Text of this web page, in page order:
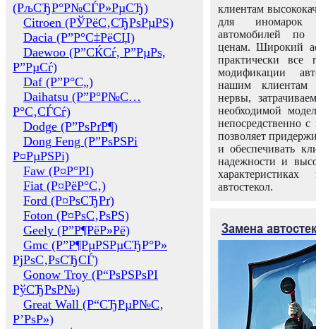
(РљСЂР°Р№СЃР»РµСЂ)
Citroen (РЎРёС‚СЂРѕРµРЅ)
Dacia (Р”Р°С‡РёСЏ)
Daewoo (Р”СЌСѓ, Р”РµРѕ,
Р”РµСѓ)
Daf (Р”Р°С„)
Daihatsu (Р”Р°Р№С…
Р°С‚СЃСѓ)
Dodge (Р”РѕРґР¶)
Dong Feng (Р”РѕРЅРі
Р¤РµРЅРі)
Faw (Р¤Р°РІ)
Fiat (Р¤РёР°С‚)
Ford (Р¤РѕСЂРґ)
Foton (Р¤РѕС‚РѕРЅ)
Geely (Р”Р¶РёР»Рё)
Gmc (Р”Р¶РµРЅРµСЂР°Р»
РјРѕС‚РѕСЂСЃ)
Gonow Troy (Р“РѕРЅРѕРІ
РўСЂРѕР№)
Great Wall (Р“СЂРµР№С‚
Р’РѕР»)
клиентам
для иномарок
автомобилей
ценам. Широкий
практически все
модификации
нашим клиентам
нервы,
необходимой
непосредственно
позволяет
и обеспечивать
надежности и
автостекол.
Замена